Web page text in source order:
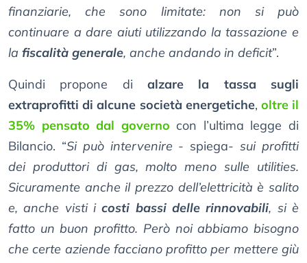
finanziarie, che sono limitate: non si può
continuare a dare aiuti utilizzando la tassazione e
la fiscalità generale, anche andando in deficit”.
Quindi propone di alzare la tassa sugli
extraprofitti di alcune società energetiche, oltre il
35% pensato dal governo con l’ultima legge di
Bilancio. “Si può intervenire - spiega-sui profitti
dei produttori di gas, molto meno sulle utilities.
Sicuramente anche il prezzo dell’elettricità è salito
e, anche visti icosti bassi delle rinnovabili, si è
fatto un buon profitto. Però noi abbiamo bisogno
che certe aziende facciano profitto per mettere giù